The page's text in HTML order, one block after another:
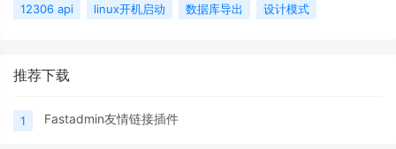
12306 api
linux开机启动 数据库导出 设计模式
推荐下载
1 Fastadmin友情链接插件